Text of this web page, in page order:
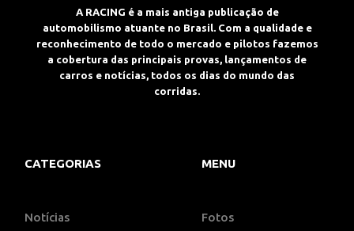
A RACING é a mais antiga publicação de
automobilismo atuante no Brasil. Com a qualidade e
reconhecimento de todo o mercado e pilotos fazemos
a cobertura das principais provas, lançamentos de
carros e notícias, todos os dias do mundo das
corridas.
CATEGORIAS
Notícias
MENU
Fotos